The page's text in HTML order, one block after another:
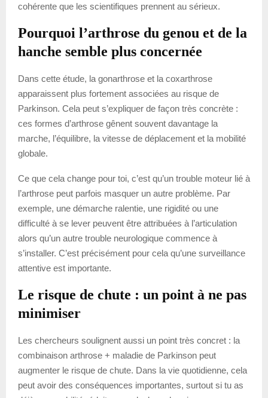
cohérente que les scientifiques prennent au sérieux.
Pourquoi l’arthrose du genou et de la
hanche semble plus concernée
Dans cette étude, la gonarthrose et la coxarthrose
apparaissent plus fortement associées au risque de
Parkinson. Cela peut s’expliquer de façon très concrète :
ces formes d’arthrose gênent souvent davantage la
marche, l’équilibre, la vitesse de déplacement et la mobilité
globale.
Ce que cela change pour toi, c’est qu’un trouble moteur lié à
l’arthrose peut parfois masquer un autre problème. Par
exemple, une démarche ralentie, une rigidité ou une
difficulté à se lever peuvent être attribuées à l’articulation
alors qu’un autre trouble neurologique commence à
s’installer. C’est précisément pour cela qu’une surveillance
attentive est importante.
Le risque de chute : un point à ne pas
minimiser
Les chercheurs soulignent aussi un point très concret : la
combinaison arthrose + maladie de Parkinson peut
augmenter le risque de chute. Dans la vie quotidienne, cela
peut avoir des conséquences importantes, surtout si tu as